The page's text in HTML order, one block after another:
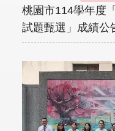
桃園市114學年度
試題甄選」成績公